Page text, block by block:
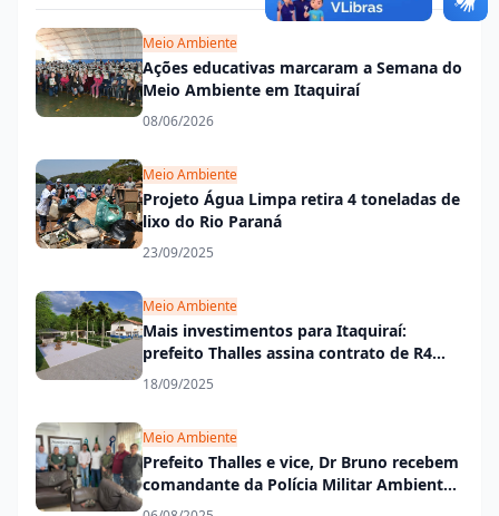
Meio Ambiente
Ações educativas marcaram a Semana do
Meio Ambiente em Itaquiraí
08/06/2026
Meio Ambiente
Projeto Água Limpa retira 4 toneladas de
lixo do Rio Paraná
23/09/2025
Meio Ambiente
Mais investimentos para Itaquiraí:
prefeito Thalles assina contrato de R4
milhões para transformar o Bosque
18/09/2025
Meio Ambiente
Prefeito Thalles e vice, Dr Bruno recebem
comandante da Polícia Militar Ambiental
para alinhar ações de proteção ambiental